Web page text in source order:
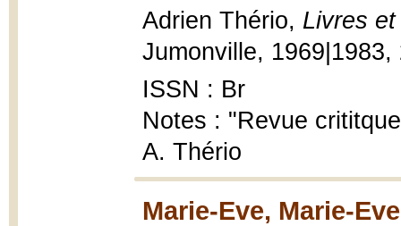
Adrien Thério, Livres
Jumonville, 1969|1983,
ISSN : Br
Notes : "Revue
A. Thério
Marie-Eve, Marie-